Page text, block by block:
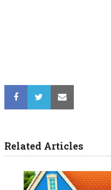
Related Articles